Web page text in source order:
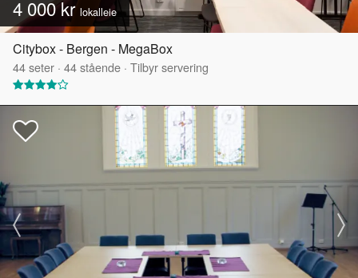
4 000 krlokalleie
Citybox - Bergen - MegaBox
44seter · 44stående · Tilbyr servering